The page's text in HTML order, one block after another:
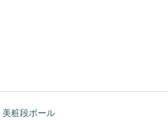
粧段ボール